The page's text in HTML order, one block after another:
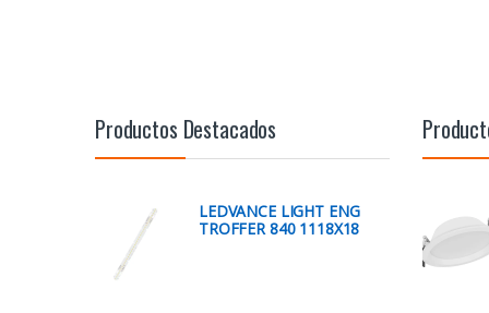
Productos Destacados
LEDVANCE LIGHT ENG
TROFFER 840 1118X18